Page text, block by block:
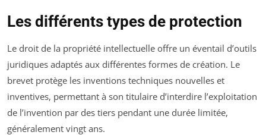
Les différents types de protection
Le droit de la propriété intellectuelle offre un éventail d’outils
juridiques adaptés aux différentes formes de création. Le
brevet protège les inventions techniques nouvelles et
inventives, permettant à son titulaire d’interdire l’exploitation
de l’invention par des tiers pendant une durée limitée,
généralement vingt ans.